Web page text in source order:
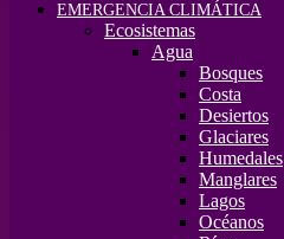
EMERGENCIA CLIMÁTICA
Ecosistemas
Agua
Bosques
Costa
Desiertos
Glaciares
Humedales
Manglares
Lagos
Océanos